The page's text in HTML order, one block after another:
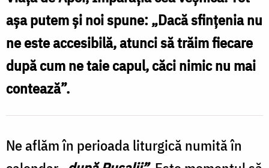
aşa putem şi noi spune: „Dacă sfinţenia nu
ne este accesibilă, atunci să trăim fiecare
după cum ne taie capul, căci nimic nu mai
contează”.
Ne aflăm în perioada liturgică numită în